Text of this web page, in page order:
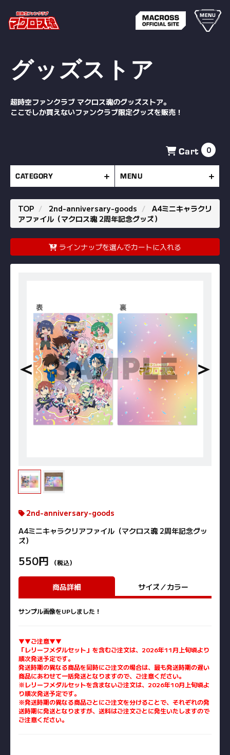
MENU
グッズストア
超時空ファンクラブ マクロス魂のグッズストア。
ここでしか買えないファンクラブ限定グッズを販売！
Cart 0
CATEGORY MENU
TOP 2nd-anniversary-goods
A4ミニキャラクリ
アファイル（マクロス魂 2周年記念グッズ）
ラインナップを選んでカートに入れる
2nd-anniversary-goods
A4ミニキャラクリアファイル（マクロス魂 2周年記念グッ
ズ）
550円 （税込）
商品詳細 サイズ／カラー
サンプル画像をUPしました！
▼▼ご注意▼▼
「レリーフメダルセット」を含むご注文は、2026年11月上旬頃より
順次発送予定です。
発送時期の異なる商品を同時にご注文の場合は、最も発送時期の遅い
商品にあわせて一括発送となりますので、ご注意ください。
※レリーフメダルセットを含まないご注文は、2026年10月上旬頃よ
り順次発送予定です。
​※発送時期の異なる商品ごとにご注文を分けることで、それぞれの発
送時期に発送となりますが、送料はご注文ごとに発生いたしますので
ご注意ください。